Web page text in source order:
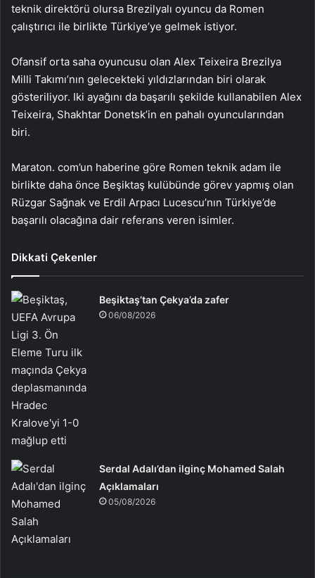
teknik direktörü olursa Brezilyalı oyuncu da Romen
çalıştırıcı ile birlikte Türkiye’ye gelmek istiyor.
Ofansif orta saha oyuncusu olan Alex Teixeira Brezilya
Milli Takımı’nın gelecekteki yıldızlarından biri olarak
gösteriliyor. Iki ayağını da başarılı şekilde kullanabilen Alex
Teixeira, Shakhtar Donetsk’in en pahalı oyuncularından
biri.
Maraton. com’un haberine göre Romen teknik adam ile
birlikte daha önce Beşiktaş kulübünde görev yapmış olan
Rüzgar Sağnak ve Erdil Arpacı Lucescu’nın Türkiye’de
başarılı olacağına dair referans veren isimler.
Dikkati Çekenler
Beşiktaş’tan Çekya’da zafer
06/08/2026
Serdal Adalı’dan ilginç Mohamed Salah
Açıklamaları
05/08/2026